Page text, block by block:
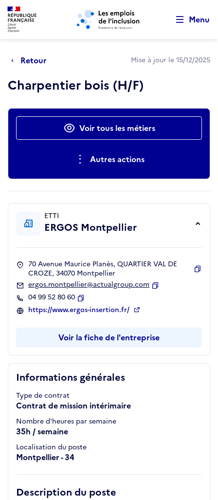
Aller au menu principal Aller au contenu principal
Menu
Retour Mise à jour le 15/12/2025
Charpentier bois (H/F)
Actions rapidesVoir tous les métiers
Autres actions
Informations générales
Type de contrat
Contrat de mission intérimaire
Nombre d'heures par semaine
35h / semaine
Localisation du poste
Montpellier - 34
Description du poste
ETTI
ERGOS Montpellier
70 Avenue Maurice Planès, QUARTIER VAL DE
CROZE, 34070 Montpellier
ergos.montpellier@actualgroup.com
04 99 52 80 60
Copier
https://www.ergos-insertion.fr/
Voir la fiche de l'entreprise
Retour au début de la page
Panneau de gestion des cookies